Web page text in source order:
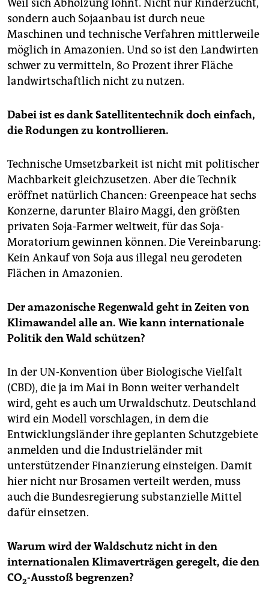
Weil sich Abholzung lohnt. Nicht nur Rinderzucht,
sondern auch Sojaanbau ist durch neue
Maschinen und technische Verfahren mittlerweile
möglich in Amazonien. Und so ist den Landwirten
schwer zu vermitteln, 80 Prozent ihrer Fläche
landwirtschaftlich nicht zu nutzen.
Dabei ist es dank Satellitentechnik doch einfach,
die Rodungen zu kontrollieren.
Technische Umsetzbarkeit ist nicht mit politischer
Machbarkeit gleichzusetzen. Aber die Technik
eröffnet natürlich Chancen: Greenpeace hat sechs
Konzerne, darunter Blairo Maggi, den größten
privaten Soja-Farmer weltweit, für das Soja-
Moratorium gewinnen können. Die Vereinbarung:
Kein Ankauf von Soja aus illegal neu gerodeten
Flächen in Amazonien.
Der amazonische Regenwald geht in Zeiten von
Klimawandel alle an. Wie kann internationale
Politik den Wald schützen?
In der UN-Konvention über Biologische Vielfalt
(CBD), die ja im Mai in Bonn weiter verhandelt
wird, geht es auch um Urwaldschutz. Deutschland
wird ein Modell vorschlagen, in dem die
Entwicklungsländer ihre geplanten Schutzgebiete
anmelden und die Industrieländer mit
unterstützender Finanzierung einsteigen. Damit
hier nicht nur Brosamen verteilt werden, muss
auch die Bundesregierung substanzielle Mittel
dafür einsetzen.
Warum wird der Waldschutz nicht in den
internationalen Klimaverträgen geregelt, die den
CO2-Ausstoß begrenzen?